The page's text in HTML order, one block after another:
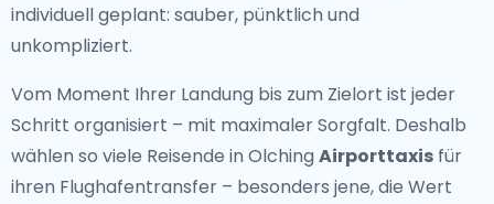
individuell geplant: sauber, pünktlich und
unkompliziert.
Vom Moment Ihrer Landung bis zum Zielort ist jeder
Schritt organisiert – mit maximaler Sorgfalt. Deshalb
wählen so viele Reisende in Olching Airporttaxis für
ihren Flughafentransfer – besonders jene, die Wert